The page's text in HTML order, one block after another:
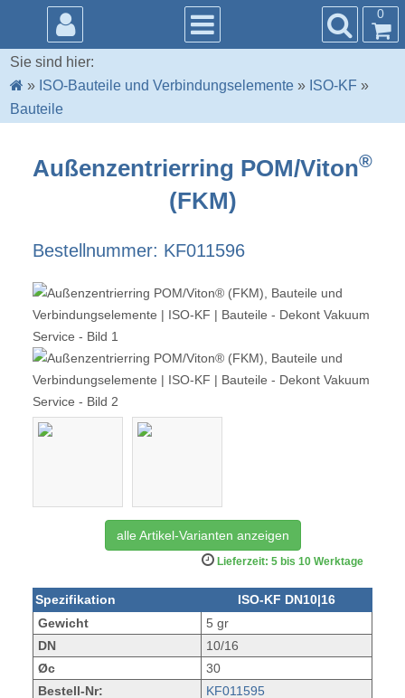
0
Sie sind hier:
» ISO-Bauteile und Verbindungselemente » ISO-KF »
Bauteile
Außenzentrierring POM/Viton®
(FKM)
Bestellnummer: KF011596
alle Artikel-Varianten anzeigen
Lieferzeit: 5 bis 10 Werktage
Spezifikation
ISO-KF DN10|16
Gewicht
5 gr
DN
10/16
Øc
30
Bestell-Nr:
KF011595